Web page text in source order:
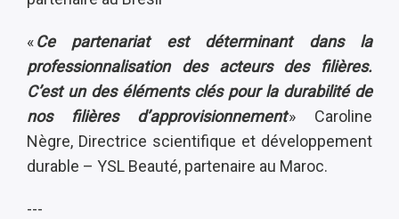
«Ce partenariat est déterminant dans la
professionnalisation des acteurs des filières.
C’est un des éléments clés pour la durabilité de
nos filières d’approvisionnement» Caroline
Nègre, Directrice scientifique et développement
durable – YSL Beauté, partenaire au Maroc.
---